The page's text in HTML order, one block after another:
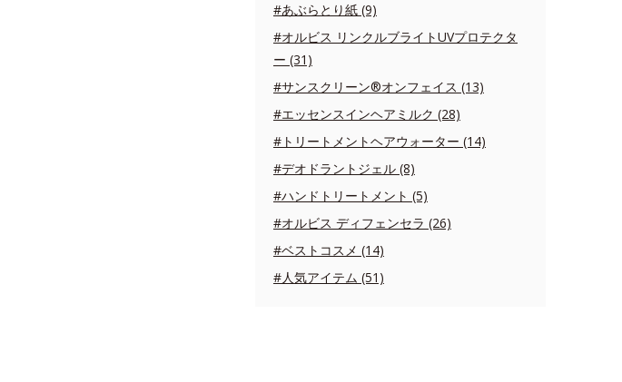
#あぶらとり紙 (9)
#オルビス リンクルブライトUVプロテクタ
ー (31)
#サンスクリーン®オンフェイス (13)
#エッセンスインヘアミルク (28)
#トリートメントヘアウォーター (14)
#デオドラントジェル (8)
#ハンドトリートメント (5)
#オルビス ディフェンセラ (26)
#ベストコスメ (14)
#人気アイテム (51)